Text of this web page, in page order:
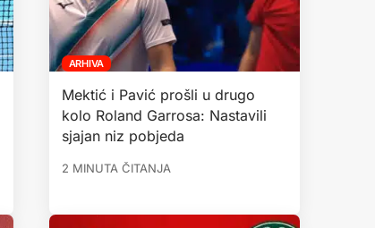
ARHIVA
Mektić i Pavić prošli u drugo
kolo Roland Garrosa: Nastavili
sjajan niz pobjeda
2 MINUTA ČITANJA